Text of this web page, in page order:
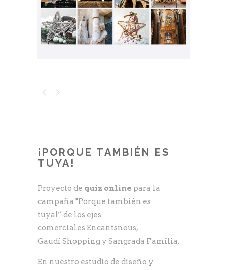
¡PORQUE TAMBIÉN ES
TUYA!
Proyecto de quiz online para la
campaña "Porque también es
tuya!” de los ejes
comerciales Encantsnous,
Gaudí Shopping y Sangrada Família.
En nuestro estudio de diseño y